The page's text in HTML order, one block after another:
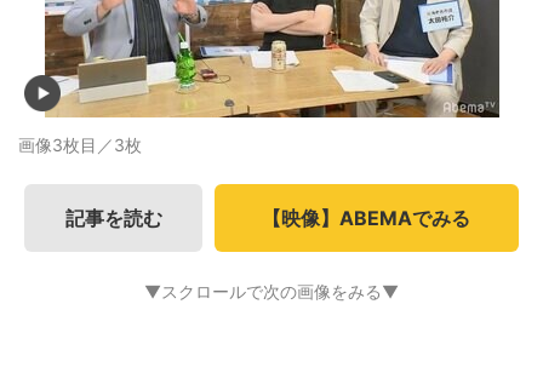
画像3枚目／3枚
記事を読む 【映像】ABEMAでみる
▼スクロールで次の画像をみる▼